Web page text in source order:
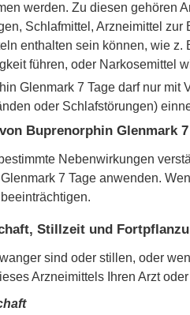
werden. Zu diesen gehören
Schlafmittel, Arzneimittel
enthalten sein können, wie
führen, oder Narkosemittel
Glenmark 7 Tage darf nur
oder Schlafstörungen)
Buprenorphin Glenmark
Nebenwirkungen
7 Tage anwenden.
Stillzeit und
sind oder stillen, oder
Arzneimittels Ihren Arzt